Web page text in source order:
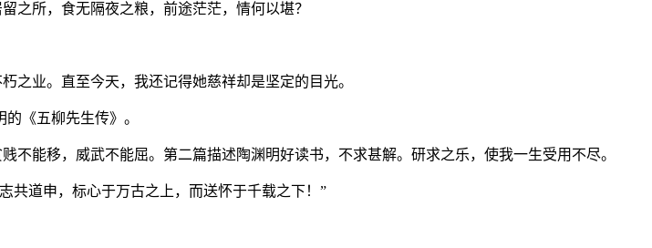
所，食无隔夜之粮，前途茫茫，情何以堪？
业。直至今天，我还记得她慈祥却是坚定的目光。
《五柳先生传》。
能移，威武不能屈。第二篇描述陶渊明好读书，不求甚解。研求之乐，使我一生受用不尽。
道申，标心于万古之上，而送怀于千载之下！”